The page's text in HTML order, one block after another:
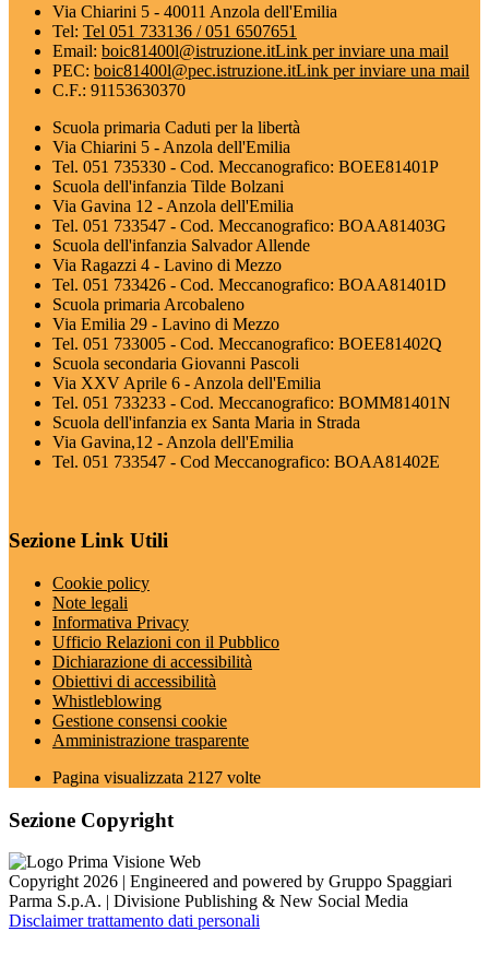
Via Chiarini 5 - 40011 Anzola dell'Emilia
Tel: Tel 051 733136 / 051 6507651
Email: boic81400l@istruzione.itLink per inviare una mail
PEC: boic81400l@pec.istruzione.itLink per inviare una mail
C.F.: 91153630370
Scuola primaria Caduti per la libertà
Via Chiarini 5 - Anzola dell'Emilia
Tel. 051 735330 - Cod. Meccanografico: BOEE81401P
Scuola dell'infanzia Tilde Bolzani
Via Gavina 12 - Anzola dell'Emilia
Tel. 051 733547 - Cod. Meccanografico: BOAA81403G
Scuola dell'infanzia Salvador Allende
Via Ragazzi 4 - Lavino di Mezzo
Tel. 051 733426 - Cod. Meccanografico: BOAA81401D
Scuola primaria Arcobaleno
Via Emilia 29 - Lavino di Mezzo
Tel. 051 733005 - Cod. Meccanografico: BOEE81402Q
Scuola secondaria Giovanni Pascoli
Via XXV Aprile 6 - Anzola dell'Emilia
Tel. 051 733233 - Cod. Meccanografico: BOMM81401N
Scuola dell'infanzia ex Santa Maria in Strada
Via Gavina,12 - Anzola dell'Emilia
Tel. 051 733547 - Cod Meccanografico: BOAA81402E
Sezione Link Utili
Cookie policy
Note legali
Informativa Privacy
Ufficio Relazioni con il Pubblico
Dichiarazione di accessibilità
Obiettivi di accessibilità
Whistleblowing
Gestione consensi cookie
Amministrazione trasparente
Pagina visualizzata 2127 volte
Sezione Copyright
Copyright 2026 | Engineered and powered by Gruppo Spaggiari
Parma S.p.A. | Divisione Publishing & New Social Media
Disclaimer trattamento dati personali